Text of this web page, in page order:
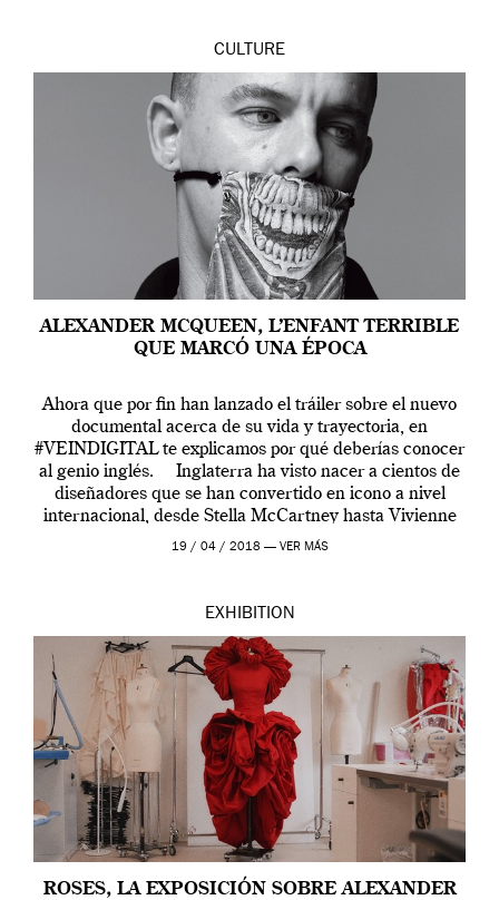
CULTURE
ALEXANDER MCQUEEN, L’ENFANT TERRIBLE
QUE MARCÓ UNA ÉPOCA
Ahora que por fin han lanzado el tráiler sobre el nuevo
documental acerca de su vida y trayectoria, en
#VEINDIGITAL te explicamos por qué deberías conocer
al genio inglés. Inglaterra ha visto nacer a cientos de
diseñadores que se han convertido en icono a nivel
internacional, desde Stella McCartney hasta Vivienne
Westwood pasando […]
19 / 04 / 2018 — VER MÁS
EXHIBITION
ROSES, LA EXPOSICIÓN SOBRE ALEXANDER